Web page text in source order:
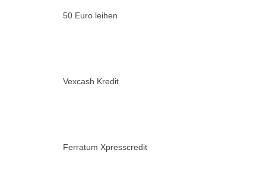
50 Euro leihen
Vexcash Kredit
Ferratum Xpresscredit